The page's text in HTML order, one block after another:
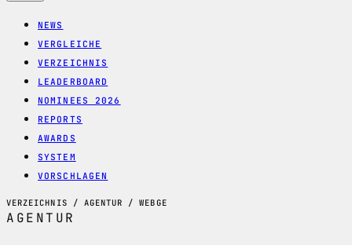
NEWS
VERGLEICHE
VERZEICHNIS
LEADERBOARD
NOMINEES 2026
REPORTS
AWARDS
SYSTEM
VORSCHLAGEN
VERZEICHNIS / AGENTUR / WEBGE
AGENTUR